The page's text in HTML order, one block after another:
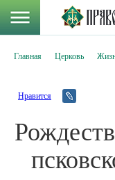
Главная Церковь
Нравится